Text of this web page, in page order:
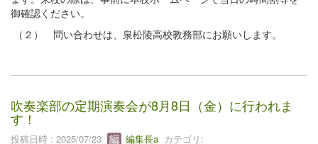
御確認ください。
（２） 問い合わせは、泉松陵高校教務部にお願いします。
吹奏楽部の定期演奏会が8月8日（金）に行われま
す！
投稿日時 : 2025/07/23 編集長a カテゴリ: